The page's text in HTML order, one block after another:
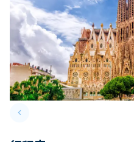
keyboard_arrow_leftPrevious slide